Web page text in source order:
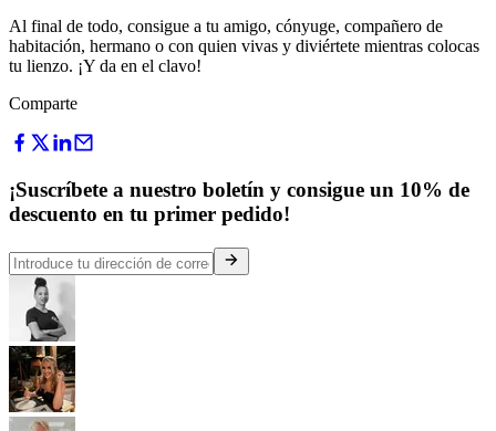
Al final de todo, consigue a tu amigo, cónyuge, compañero de
habitación, hermano o con quien vivas y diviértete mientras colocas
tu lienzo. ¡Y da en el clavo!
Comparte
¡Suscríbete a nuestro boletín y consigue un 10% de
descuento en tu primer pedido!